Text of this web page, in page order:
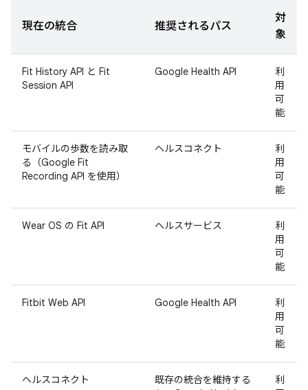
現在の統合 推奨されるパス
対
象
Fit History API と Fit
Session API
Google Health API
利
用
可
能
モバイルの歩数を読み取
る（Google Fit
Recording API を使用）
ヘルスコネクト
利
用
可
能
Wear OS の Fit API ヘルスサービス
利
用
可
能
Fitbit Web API Google Health API
利
用
可
能
ヘルスコネクト
既存の統合を維持する
利